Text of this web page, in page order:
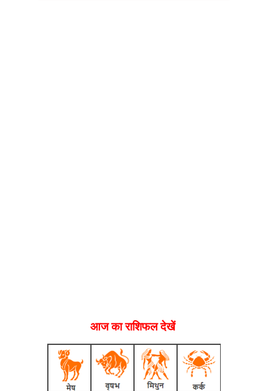
आज का राशिफल देखें